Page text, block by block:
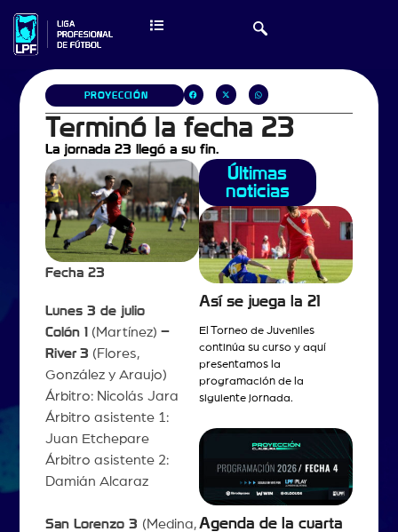
PROYECCIÓN
Terminó la fecha 23
La jornada 23 llegó a su fin.
Fecha 23
Lunes 3 de julio
Colón 1 (Martínez) –
River 3 (Flores,
González y Araujo)
Árbitro: Nicolás Jara
Árbitro asistente 1:
Juan Etchepare
Árbitro asistente 2:
Damián Alcaraz
San Lorenzo 3 (Medina,
Últimas
noticias
Así se juega la 21
El Torneo de Juveniles
continúa su curso y aquí
presentamos la
programación de la
siguiente jornada.
Agenda de la cuarta